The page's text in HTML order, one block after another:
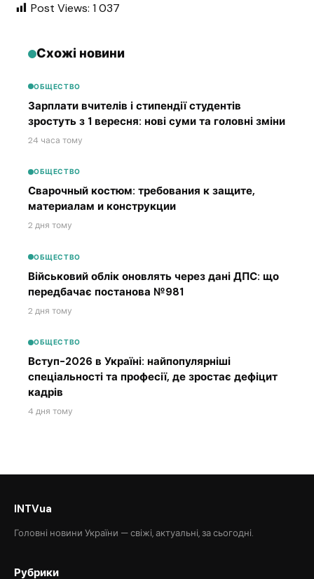
Post Views: 1 037
Схожі новини
ОБЩЕСТВО
Зарплати вчителів і стипендії студентів
зростуть з 1 вересня: нові суми та головні зміни
24 часа тому
ОБЩЕСТВО
Сварочный костюм: требования к защите,
материалам и конструкции
2 дня тому
ОБЩЕСТВО
Військовий облік оновлять через дані ДПС: що
передбачає постанова №981
2 дня тому
ОБЩЕСТВО
Вступ-2026 в Україні: найпопулярніші
спеціальності та професії, де зростає дефіцит
кадрів
4 дня тому
INTVua
Головні новини України — свіжі, актуальні, за сьогодні.
Рубрики